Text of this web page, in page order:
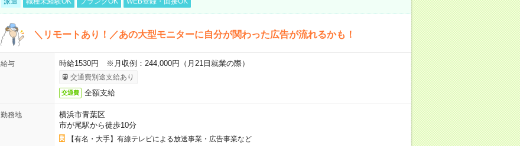
＼リモートあり！／あの大型モニターに自分が関わった広告が流れるかも！
給与 時給1530円 ※月収例：244,000円（月21日就業の際）
交通費別途支給あり
交通費 全額支給
勤務地
横浜市青葉区
市が尾駅から徒歩10分
【有名・大手】有線テレビによる放送事業・広告事業など